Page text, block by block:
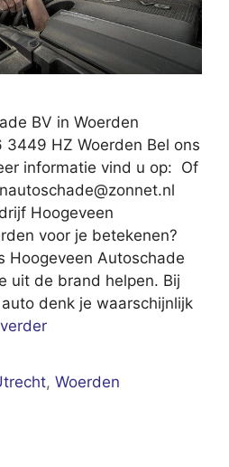
BV in Woerden
HZ Woerden Bel ons
informatie vind u op: Of
Hoogeveen
voor je betekenen?
Hoogeveen Autoschade
uit de brand helpen. Bij
denk je waarschijnlijk
,Woerden